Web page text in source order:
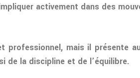
activement dans des
professionnel, mais il présente
de la discipline et de l’équilibre.